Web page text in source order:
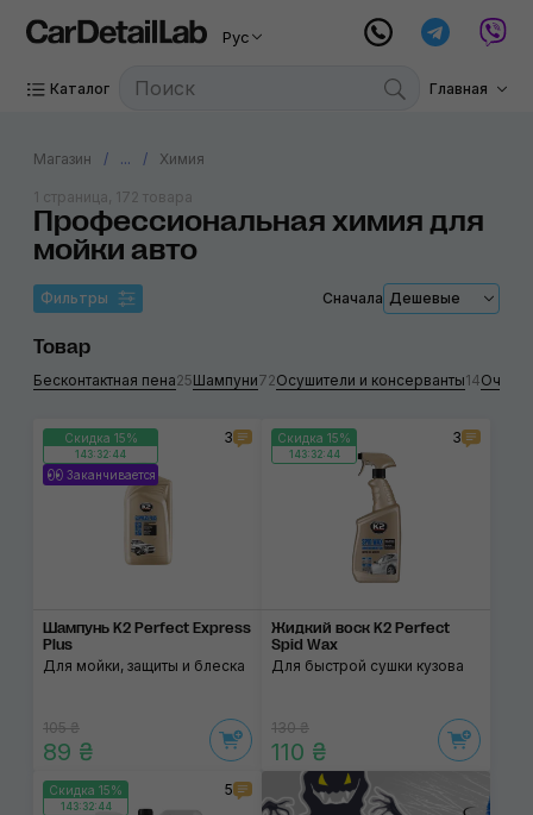
Рус
Каталог Главная
Магазин ... Химия
Профессиональная химия для
мойки авто
1 страница, 172 товара
Фильтры Сначала Дешевые
Товар
Бесконтактная пена25Шампуни72Осушители и консерванты14
Скидка 15%
143:32:43
Заканчивается
3
Шампунь K2 Perfect Express
Plus
Для мойки, защиты и блеска
105 ₴
89 ₴
Скидка 15%
143:32:43
3
Жидкий воск K2 Perfect
Spid Wax
Для быстрой сушки кузова
130 ₴
110 ₴
Скидка 15%
143:32:43
5